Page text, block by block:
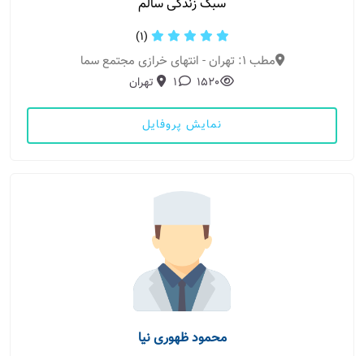
سبک زندگی سالم
(1)
مطب 1: تهران - انتهای خرازی مجتمع سما
1520
1 تهران
نمایش پروفایل
محمود ظهوری نیا